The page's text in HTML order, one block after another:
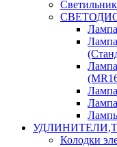
Колодки